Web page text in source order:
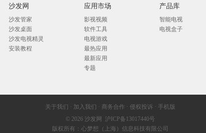
沙发网
沙发管家
沙发桌面
沙发电视精灵
安装教程
应用市场
影视视频
软件工具
电视游戏
最热应用
最新应用
专题
产品库
智能电视
电视盒子
关于我们 · 加入我们 · 商务合作 · 侵权投诉 · 手机版
© 2026 沙发网 沪ICP备13017440号
版权所有：心梦想（上海）信息科技有限公司